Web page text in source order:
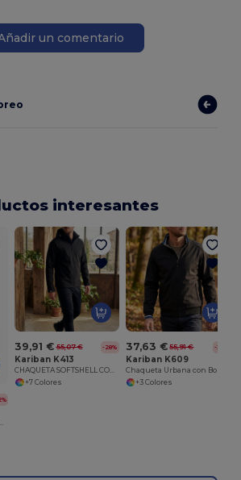
un comentario
interesantes
DE FORRO POLAR
39,91 € 55,07 € -28%
Kariban K413
CHAQUETA SOFTSHELL CON CAPUCHA
+7 Colores
37,63 € 55,91 € -33%
Kariban K609
+3 Colores